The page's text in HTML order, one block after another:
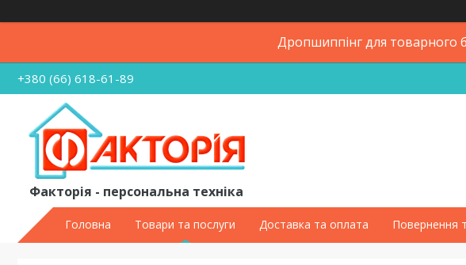
Дропшиппінг для товарного
+380 (66) 618-61-89
Факторія - персональна техніка
Головна Товари та послуги Доставка та оплата Повернення